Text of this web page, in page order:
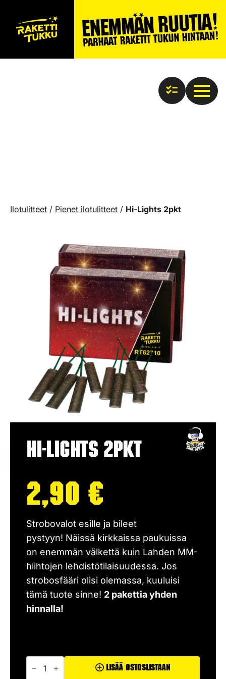
Ilotulitteet / Pienet ilotulitteet / Hi-Lights 2pkt
Hi-Lights 2pkt
2,90 €
Strobovalot esille ja bileet
pystyyn! Näissä kirkkaissa paukuissa
on enemmän välkettä kuin Lahden MM-
hiihtojen lehdistötilaisuudessa. Jos
strobosfääri olisi olemassa, kuuluisi
tämä tuote sinne! 2 pakettia yhden
hinnalla!
Hi-
Lights
Lisää Ostoslistaan